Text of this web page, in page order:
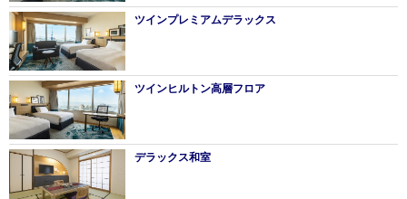
ツインプレミアムデラックス
ツインヒルトン高層フロア
デラックス和室